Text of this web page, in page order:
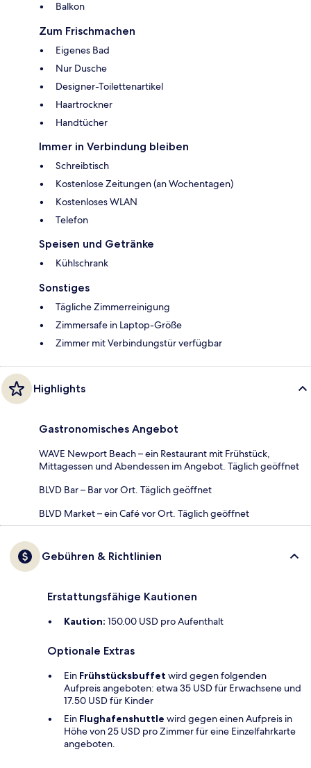
Balkon
Zum Frischmachen
Eigenes Bad
Nur Dusche
Designer-Toilettenartikel
Haartrockner
Handtücher
Immer in Verbindung bleiben
Schreibtisch
Kostenlose Zeitungen (an Wochentagen)
Kostenloses WLAN
Telefon
Speisen und Getränke
Kühlschrank
Sonstiges
Tägliche Zimmerreinigung
Zimmersafe in Laptop-Größe
Zimmer mit Verbindungstür verfügbar
Highlights
Gastronomisches Angebot
WAVE Newport Beach – ein Restaurant mit Frühstück,
Mittagessen und Abendessen im Angebot. Täglich geöffnet
BLVD Bar – Bar vor Ort. Täglich geöffnet
BLVD Market – ein Café vor Ort. Täglich geöffnet
Gebühren & Richtlinien
Erstattungsfähige Kautionen
Kaution: 150.00 USD pro Aufenthalt
Optionale Extras
Ein Frühstücksbuffet wird gegen folgenden
Aufpreis angeboten: etwa 35 USD für Erwachsene und
17.50 USD für Kinder
Ein Flughafenshuttle wird gegen einen Aufpreis in
Höhe von 25 USD pro Zimmer für eine Einzelfahrkarte
angeboten.